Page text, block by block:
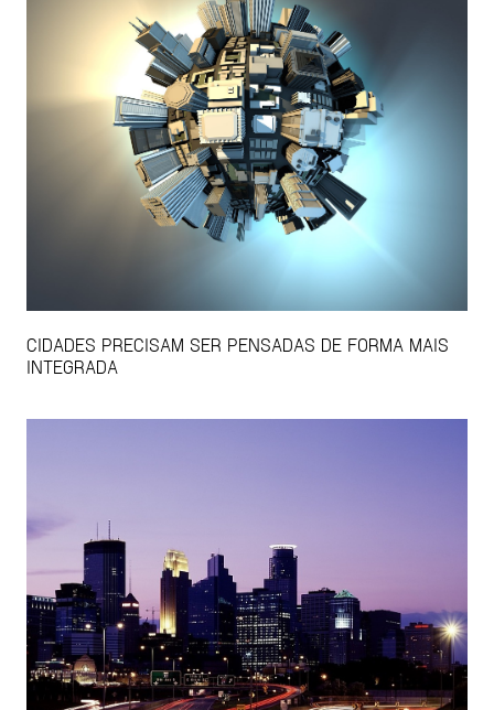
CIDADES PRECISAM SER PENSADAS DE FORMA MAIS
INTEGRADA